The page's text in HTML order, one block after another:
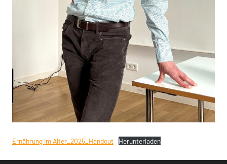
Ernährung im Alter_2025_Handout Herunterladen